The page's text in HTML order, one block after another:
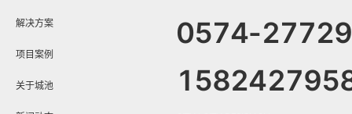
解决方案
项目案例
关于城池
0574-